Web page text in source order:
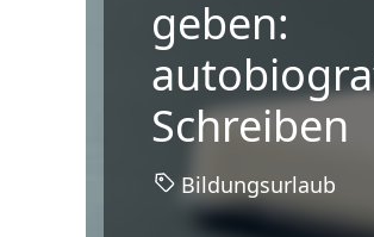
geben:
Schreiben
Bildungsurlaub